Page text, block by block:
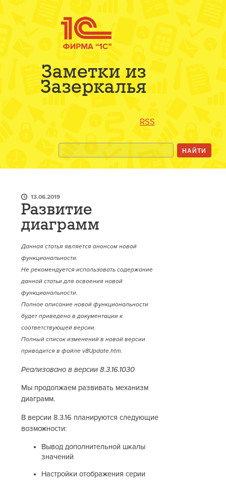
Заметки из
Зазеркалья
RSS
13.06.2019
Развитие
диаграмм
Данная статья является анонсом новой
функциональности.
Не рекомендуется использовать содержание
данной статьи для освоения новой
функциональности.
Полное описание новой функциональности
будет приведено в документации к
соответствующей версии.
Полный список изменений в новой версии
приводится в файле v8Update.htm.
Реализовано в версии 8.3.16.1030
Мы продолжаем развивать механизм
диаграмм.
В версии 8.3.16 планируются следующие
возможности:
Вывод дополнительной шкалы
значений
Настройки отображения серии